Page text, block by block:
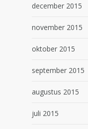
december 2015
november 2015
oktober 2015
september 2015
augustus 2015
juli 2015